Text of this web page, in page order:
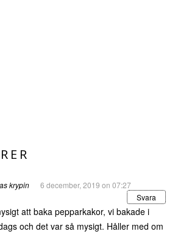
krypin
6 december, 2019 on 07:27
Svara
att baka pepparkakor, vi bakade i
och det var så mysigt. Håller med om